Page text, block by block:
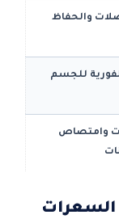
والحفاظ
للجسم
وامتصاص
السعرات